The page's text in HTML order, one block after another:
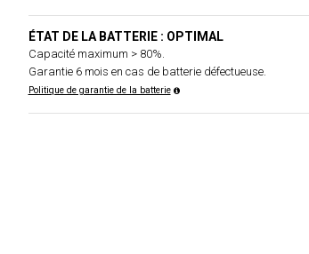
ÉTAT DE LA BATTERIE : OPTIMAL
Capacité maximum > 80%.
Garantie 6 mois en cas de batterie défectueuse.
Politique de garantie de la batterie